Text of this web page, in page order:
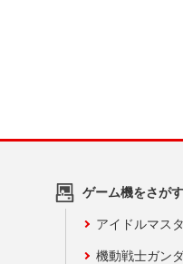
ゲーム機をさがす
アイドルマス
機動戦士ガン